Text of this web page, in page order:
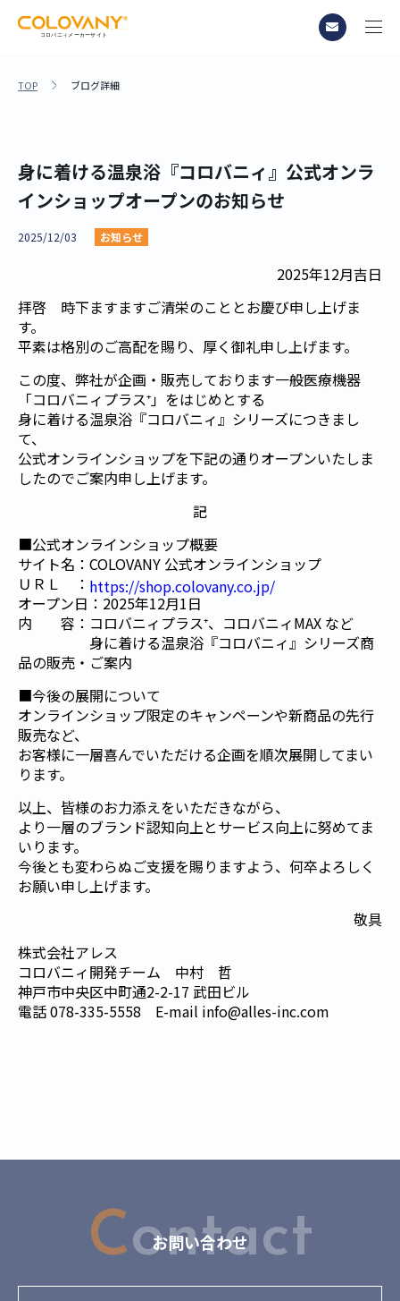
TOP ブログ詳細
身に着ける温泉浴『コロバニィ』公式オンラ
インショップオープンのお知らせ
2025/12/03 お知らせ
2025年12月吉日
拝啓 時下ますますご清栄のこととお慶び申し上げま
す。
平素は格別のご高配を賜り、厚く御礼申し上げます。
この度、弊社が企画・販売しております一般医療機器
「コロバニィプラス⁺」をはじめとする
身に着ける温泉浴『コロバニィ』シリーズにつきまし
て、
公式オンラインショップを下記の通りオープンいたしま
したのでご案内申し上げます。
記
■公式オンラインショップ概要
サイト名：COLOVANY 公式オンラインショップ
ＵＲＬ ： https://shop.colovany.co.jp/
オープン日：2025年12月1日
内 容：コロバニィプラス⁺、コロバニィMAX など
身に着ける温泉浴『コロバニィ』シリーズ商
品の販売・ご案内
■今後の展開について
オンラインショップ限定のキャンペーンや新商品の先行
販売など、
お客様に一層喜んでいただける企画を順次展開してまい
ります。
以上、皆様のお力添えをいただきながら、
より一層のブランド認知向上とサービス向上に努めてま
いります。
今後とも変わらぬご支援を賜りますよう、何卒よろしく
お願い申し上げます。
敬具
株式会社アレス
コロバニィ開発チーム 中村 哲
神戸市中央区中町通2-2-17 武田ビル
電話 078-335-5558 E-mail info@alles-inc.com
お問い合わせ
Contact